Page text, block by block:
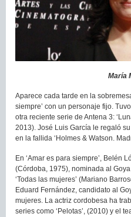
María
Aparece cada tarde en la
siempre’ con un personaje fijo.
otra reciente serie de Antena 3:
2013). José Luis García le regaló
en la fallida ‘Holmes & Watson.
En ‘Amar es para siempre’, Belén
(Córdoba, 1975), nominada al
‘Todas las mujeres’ (Mariano
Eduard Fernández, candidato al
mujeres. La actriz cordobesa ha
series como ‘Pelotas’, (2010) y el